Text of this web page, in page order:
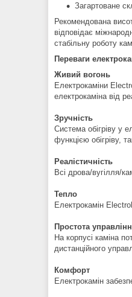
Загартоване
Рекомендована
відповідає
стабільну роботу
Переваги
Живий вогонь
Електрокаміни
електрокаміна від
Зручність
Система обігріву у
функцією обігріву,
Реалістичність
Всі дрова/вугілля/
Тепло
Електрокамін
Простота
На корпусі каміна
дистанційного
Комфорт
Електрокамін